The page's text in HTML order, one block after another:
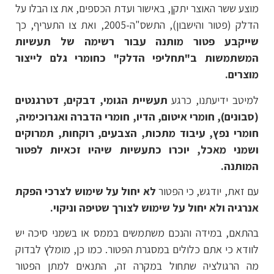
מוצע ששר האוצר יתקן, באישור ועדת הכספים, את צו הבלו על
הדלק (פטור והישבון), התשס"ה-2005, ואת צו התעריף, כך
שייקבע פטור מותנה עבור רשימה של תעשיות
המשתמשות ב"תחליפי הדלק" כחומרי גלם לייצור
מוצרים.
למיטב ידיעתנו, כרגע תעשיית הגומי, דבקים, דטרגנטים
(סבונים), חומרי איטום, הדיו, חומרי הדברה ואגרוכימיה,
חומרי נפץ, עיבוד מתכות, הצבעים, רוקחות, תמרוקים
ושמני מאכל, יוכרו כתעשיות שיהיו זכאיות לפטור
המותנה.
עם זאת, יודגש, כי הפטור לא יחול על שימוש לצרכי הפקת
אנרגיה ולא יחול על שימוש לצורך שטיפה וניקוי.
בהתאם, במידה והנכם משתמשים בממס או בשמני סיכה יש
לוודא כי אתם כלולים במסגרת הפטור. כמו כן, מומלץ לבדוק
מה הרגולציה שתחול במקרה זה, התנאים למתן הפטור